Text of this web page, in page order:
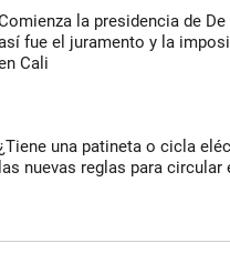
la presidencia de
fue el juramento y la
Cali
una patineta o cicla
las nuevas reglas para circular